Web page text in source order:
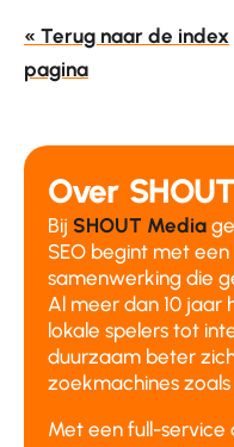
« Terug naar de index
pagina
Over
Bij SHOUT Media
SEO begint met
samenwerking die
Al meer dan 10 jaar
lokale spelers tot
duurzaam beter
zoekmachines
Met een full-service